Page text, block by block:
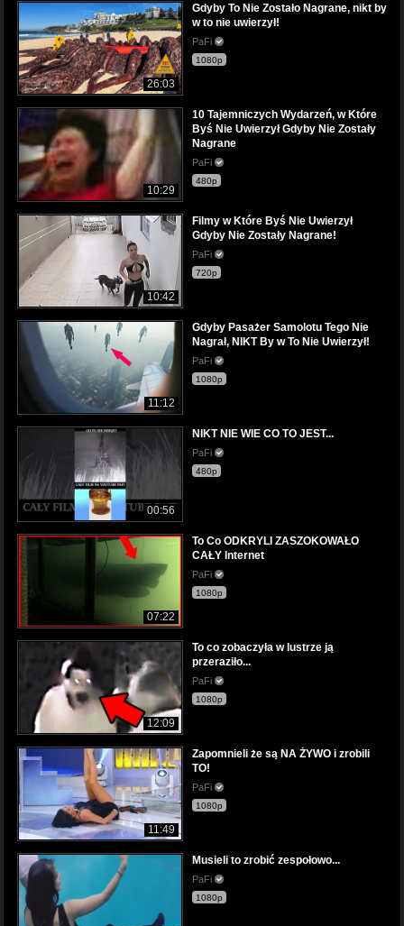
26:03
Gdyby To Nie Zostało Nagrane, nikt by
w to nie uwierzył!
PaFi
1080p
10:29
10 Tajemniczych Wydarzeń, w Które
Byś Nie Uwierzył Gdyby Nie Zostały
Nagrane
PaFi
480p
10:42
Filmy w Które Byś Nie Uwierzył
Gdyby Nie Zostały Nagrane!
PaFi
720p
11:12
Gdyby Pasażer Samolotu Tego Nie
Nagrał, NIKT By w To Nie Uwierzył!
PaFi
1080p
00:56
NIKT NIE WIE CO TO JEST...
PaFi
480p
07:22
To Co ODKRYLI ZASZOKOWAŁO
CAŁY Internet
PaFi
1080p
12:09
To co zobaczyła w lustrze ją
przeraziło...
PaFi
1080p
11:49
Zapomnieli że są NA ŻYWO i zrobili
TO!
PaFi
1080p
Musieli to zrobić zespołowo...
PaFi
1080p